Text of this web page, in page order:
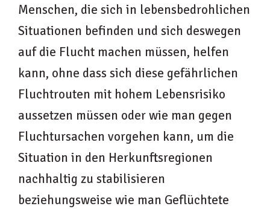
Menschen, die sich in lebensbedrohlichen
Situationen befinden und sich deswegen
auf die Flucht machen müssen, helfen
kann, ohne dass sich diese gefährlichen
Fluchtrouten mit hohem Lebensrisiko
aussetzen müssen oder wie man gegen
Fluchtursachen vorgehen kann, um die
Situation in den Herkunftsregionen
nachhaltig zu stabilisieren
beziehungsweise wie man Geflüchtete